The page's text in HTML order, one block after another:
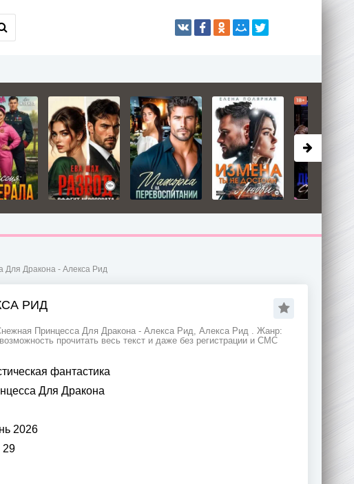
Для Дракона - Алекса Рид
РИД
Принцесса Для Дракона - Алекса Рид, Алекса Рид . Жанр:
прочитать весь текст и даже без регистрации и СМС
фантастика
Для Дракона
2026
29